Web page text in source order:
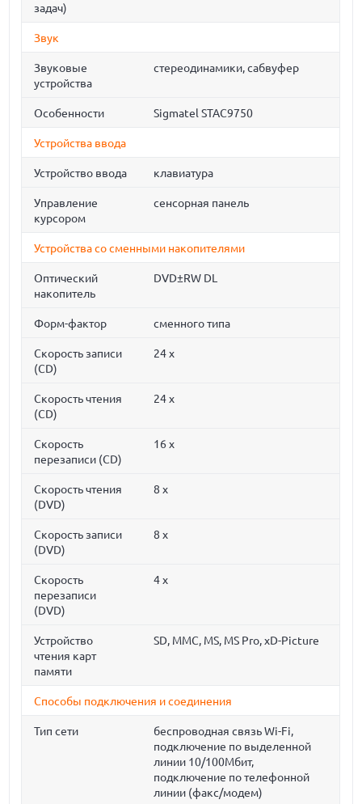
задач)
Звук
Звуковые
устройства
стереодинамики, сабвуфер
Особенности Sigmatel STAC9750
Устройства ввода
Устройство ввода клавиатура
Управление
курсором
сенсорная панель
Устройства со сменными накопителями
Оптический
накопитель
DVD±RW DL
Форм-фактор сменного типа
Скорость записи
(CD)
24 x
Скорость чтения
(CD)
24 x
Скорость
перезаписи (CD)
16 x
Скорость чтения
(DVD)
8 x
Скорость записи
(DVD)
8 x
Скорость
перезаписи
(DVD)
4 x
Устройство
чтения карт
памяти
SD, MMC, MS, MS Pro, xD-Picture
Способы подключения и соединения
Тип сети
беспроводная связь Wi-Fi,
подключение по выделенной
линии 10/100Мбит,
подключение по телефонной
линии (факс/модем)